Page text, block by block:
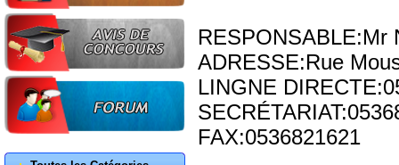
RESPONSABLE:Mr
ADRESSE:Rue
LINGNE
FAX:0536821621